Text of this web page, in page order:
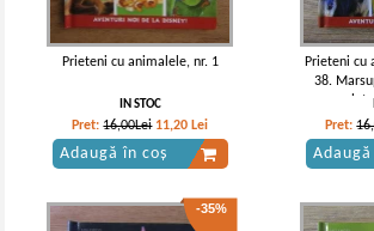
Prieteni cu animalele, nr. 1
IN STOC
Pret:16,00Lei 11,20 Lei
Adaugă în coș
Prieteni cu
38.
Pret:
-35%